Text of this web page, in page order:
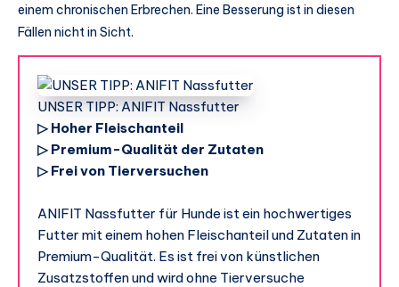
einem chronischen Erbrechen. Eine Besserung ist in diesen
Fällen nicht in Sicht.
UNSER TIPP: ANIFIT Nassfutter
▷ Hoher Fleischanteil
▷ Premium-Qualität der Zutaten
▷ Frei von Tierversuchen
ANIFIT Nassfutter für Hunde ist ein hochwertiges
Futter mit einem hohen Fleischanteil und Zutaten in
Premium-Qualität. Es ist frei von künstlichen
Zusatzstoffen und wird ohne Tierversuche